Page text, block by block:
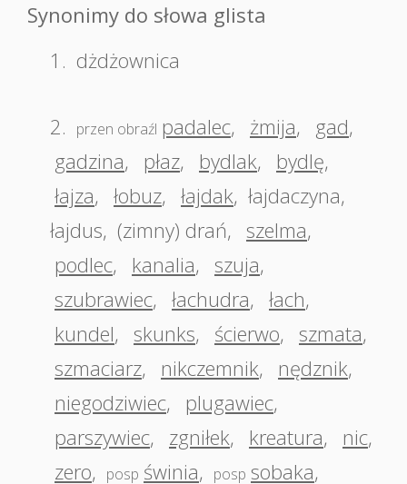
Synonimy do słowa glista
1. dżdżownica
2. przen obraźl padalec, żmija, gad,
gadzina, płaz, bydlak, bydlę,
łajza, łobuz, łajdak, łajdaczyna,
łajdus, (zimny) drań, szelma,
podlec, kanalia, szuja,
szubrawiec, łachudra, łach,
kundel, skunks, ścierwo, szmata,
szmaciarz, nikczemnik, nędznik,
niegodziwiec, plugawiec,
parszywiec, zgniłek, kreatura, nic,
zero, posp świnia, posp sobaka,